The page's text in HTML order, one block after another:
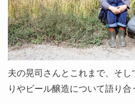
夫の晃司さんとこれまで、そし
りやビール醸造について語り合